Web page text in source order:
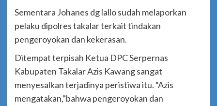
Sementara Johanes dg lallo sudah melaporkan
pelaku dipolres takalar terkait tindakan
pengeroyokan dan kekerasan.
Ditempat terpisah Ketua DPC Serpernas
Kabupaten Takalar Azis Kawang sangat
menyesalkan terjadinya peristiwa itu. “Azis
mengatakan,”bahwa pengeroyokan dan